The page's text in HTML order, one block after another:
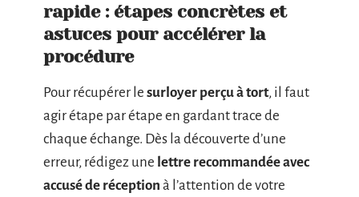
rapide : étapes concrètes et
astuces pour accélérer la
procédure
Pour récupérer le surloyer perçu à tort, il faut
agir étape par étape en gardant trace de
chaque échange. Dès la découverte d’une
erreur, rédigez une lettre recommandée avec
accusé de réception à l’attention de votre